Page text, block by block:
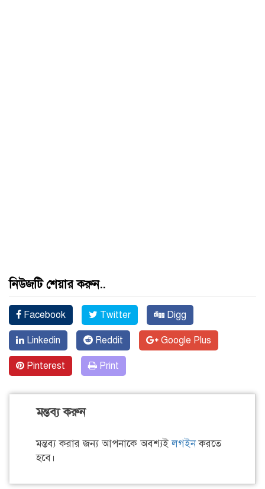
নিউজটি শেয়ার করুন..
Facebook Twitter Digg
Linkedin Reddit Google Plus
Pinterest Print
মন্তব্য করুন
মন্তব্য করার জন্য আপনাকে অবশ্যইলগইনকরতে
হবে।